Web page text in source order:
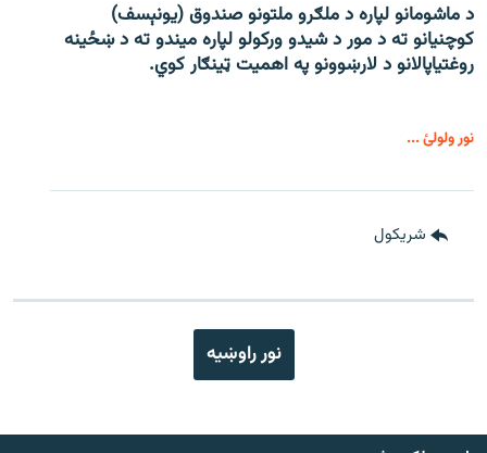
د ماشومانو لپاره د ملګرو ملتونو صندوق (یونېسف)
کوچنیانو ته د مور د شیدو ورکولو لپاره میندو ته د ښځینه
روغتیاپالانو د لارښوونو په اهمیت ټینګار کوي.
نور ولولئ ...
شريکول
نور راوښيه